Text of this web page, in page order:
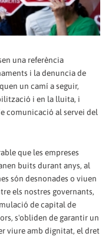
una referència
i la denuncia de
un camí a seguir,
i en la lluita, i
comunicació al servei del
que les empreses
buits durant anys, al
són desnonades o viuen
els nostres governants,
de capital de
s'obliden de garantir un
viure amb dignitat, el dret